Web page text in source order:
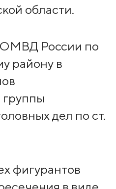
области.
России по
району в
группы
дел по ст.
фигурантов